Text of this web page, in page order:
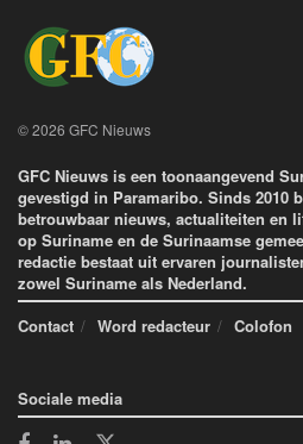
© 2026 GFC Nieuws
GFC Nieuws is een toonaangevend
gevestigd in Paramaribo. Sinds 2010
betrouwbaar nieuws, actualiteiten en
op Suriname en de Surinaamse
redactie bestaat uit ervaren
zowel Suriname als Nederland.
Contact
Word redacteur Colofon
Sociale media